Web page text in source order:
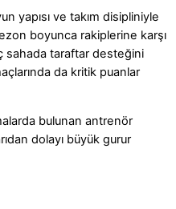
yapısı ve takım disipliniyle
boyunca rakiplerine karşı
sahada taraftar desteğini
da kritik puanlar
bulunan antrenör
dolayı büyük gurur